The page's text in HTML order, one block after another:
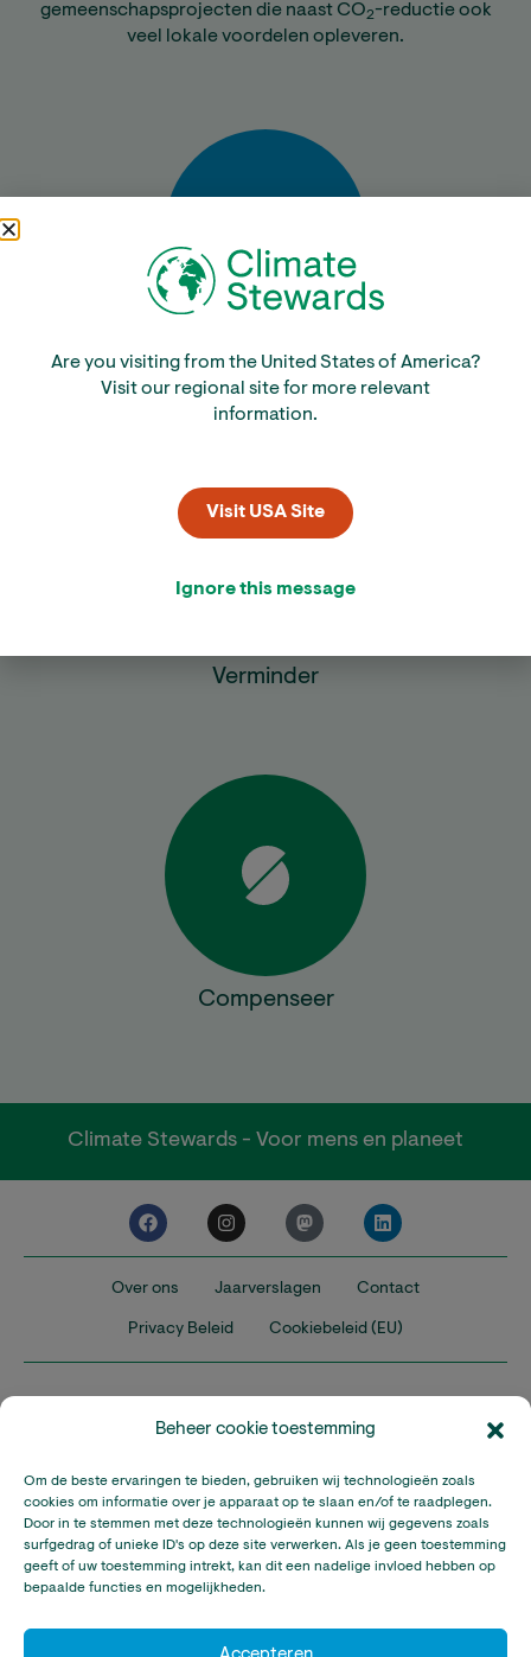
Beheer cookie toestemming
Om de beste ervaringen te bieden, gebruiken wij technologieën zoals
cookies om informatie over je apparaat op te slaan en/of te raadplegen.
Door in te stemmen met deze technologieën kunnen wij gegevens zoals
surfgedrag of unieke ID's op deze site verwerken. Als je geen toestemming
geeft of uw toestemming intrekt, kan dit een nadelige invloed hebben op
bepaalde functies en mogelijkheden.
gemeenschapsprojecten die naast CO2-reductie ook
veel lokale voordelen opleveren.
Bereken
Verminder
Compenseer
Climate Stewards - Voor mens en planeet
Over ons Jaarverslagen Contact
Privacy Beleid Cookiebeleid (EU)
Nederland Verenigd Koninkrijk Verenigde Staten
Climate Stewards is onderdeel van Stichting A Rocha Nederland,
een geregistreerd goed doel in Nederland (RSIN: 815032924).
© Copyright Climate Stewards Ltd. – All rights reserved.
Are you visiting from the United States of America?
Visit our regional site for more relevant
information.
Visit USA Site
Ignore this message